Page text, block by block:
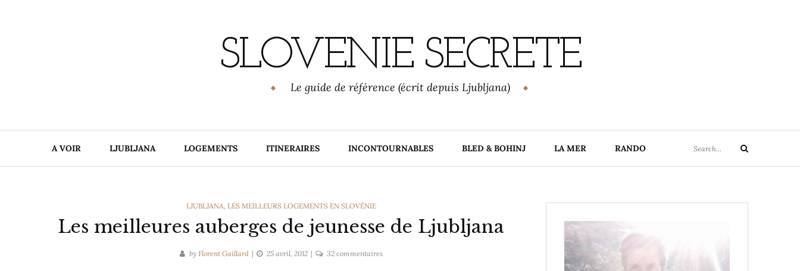
SLOVENIE SECRETE
Le guide de référence (écrit depuis Ljubljana)
A VOIR LJUBLJANA LOGEMENTS ITINERAIRES INCONTOURNABLES BLED & BOHINJ LA MER RANDO
for:
Search
CATEGORIES
LJUBLJANA, LES MEILLEURS LOGEMENTS EN SLOVÉNIE
Les meilleures auberges de jeunesse de Ljubljana
by Florent Gaillard 25 avril, 2012 32 commentairessur